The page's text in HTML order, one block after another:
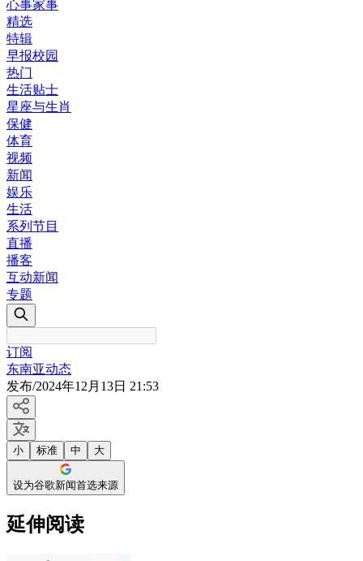
心事家事
精选
特辑
早报校园
热门
生活贴士
星座与生肖
保健
体育
视频
新闻
娱乐
生活
系列节目
直播
播客
互动新闻
专题
订阅
东南亚动态
发布/2024年12月13日 21:53
小 标准 中 大
设为谷歌新闻首选来源
延伸阅读